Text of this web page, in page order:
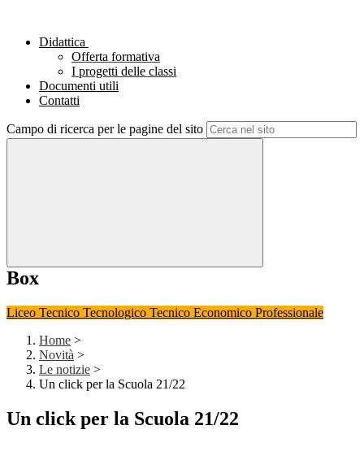
Didattica
Offerta formativa
I progetti delle classi
Documenti utili
Contatti
Campo di ricerca per le pagine del sito
Box
Liceo Tecnico Tecnologico Tecnico Economico Professionale
Home >
Novità >
Le notizie >
Un click per la Scuola 21/22
Un click per la Scuola 21/22